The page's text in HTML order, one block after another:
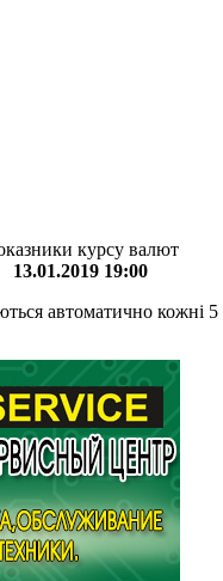
курсу валют
13.01.2019 19:00
автоматично кожні